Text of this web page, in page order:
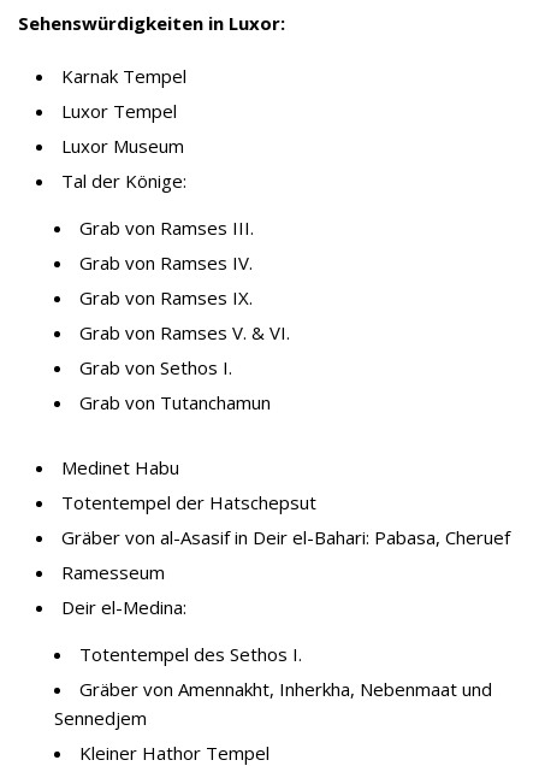
Sehenswürdigkeiten in Luxor:
Karnak Tempel
Luxor Tempel
Luxor Museum
Tal der Könige:
Grab von Ramses III.
Grab von Ramses IV.
Grab von Ramses IX.
Grab von Ramses V. & VI.
Grab von Sethos I.
Grab von Tutanchamun
Medinet Habu
Totentempel der Hatschepsut
Gräber von al-Asasif in Deir el-Bahari: Pabasa, Cheruef
Ramesseum
Deir el-Medina:
Totentempel des Sethos I.
Gräber von Amennakht, Inherkha, Nebenmaat und
Sennedjem
Kleiner Hathor Tempel